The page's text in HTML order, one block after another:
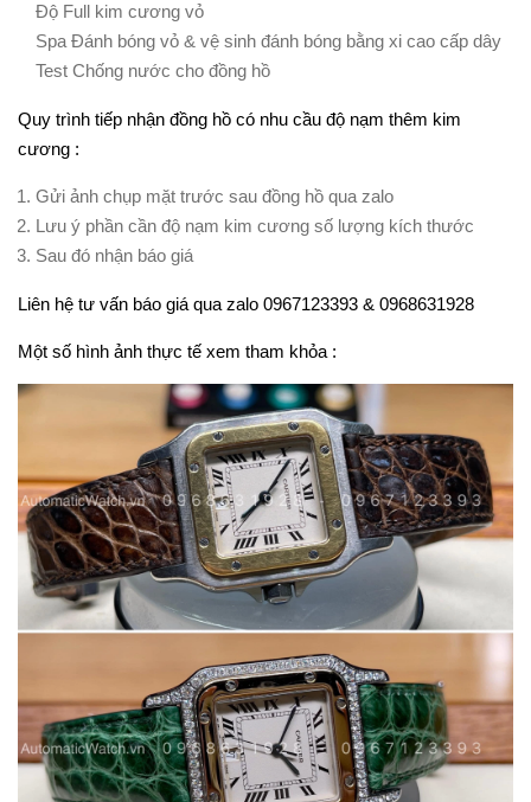
Độ Full kim cương vỏ
Spa Đánh bóng vỏ & vệ sinh đánh bóng bằng xi cao cấp dây
Test Chống nước cho đồng hồ
Quy trình tiếp nhận đồng hồ có nhu cầu độ nạm thêm kim
cương :
Gửi ảnh chụp mặt trước sau đồng hồ qua zalo
Lưu ý phần cần độ nạm kim cương số lượng kích thước
Sau đó nhận báo giá
Liên hệ tư vấn báo giá qua zalo 0967123393 & 0968631928
Một số hình ảnh thực tế xem tham khỏa :